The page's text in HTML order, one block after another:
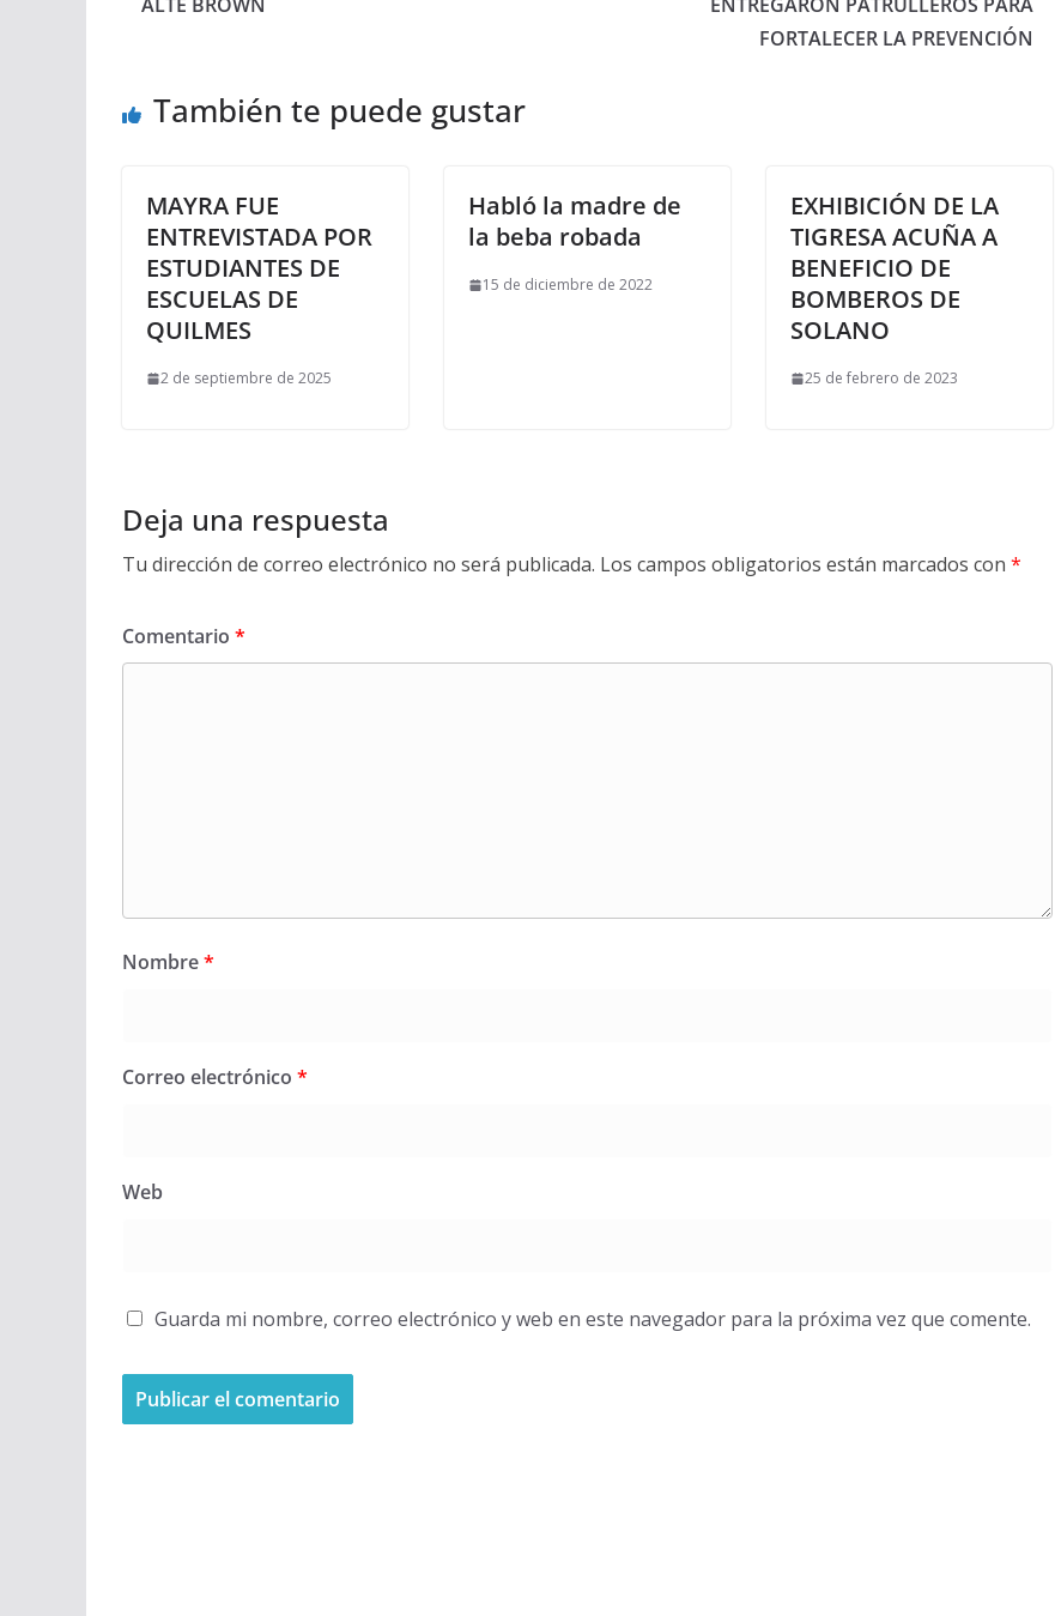
FORTALECER LA PREVENCIÓN
También te puede gustar
MAYRA FUE
ENTREVISTADA POR
ESTUDIANTES DE
ESCUELAS DE
QUILMES
2 de septiembre de 2025
Habló la madre de
la beba robada
15 de diciembre de 2022
EXHIBICIÓN DE LA
TIGRESA ACUÑA A
BENEFICIO DE
BOMBEROS DE
SOLANO
25 de febrero de 2023
Deja una respuesta
Tu dirección de correo electrónico no será publicada. Los campos obligatorios están marcados con *
Comentario *
Nombre*
Correo electrónico *
Web
Guarda mi nombre, correo electrónico y web en este navegador para la próxima vez que comente.